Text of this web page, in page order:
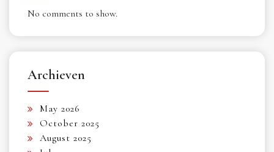
No comments to show.
Archieven
May 2026
October 2025
August 2025